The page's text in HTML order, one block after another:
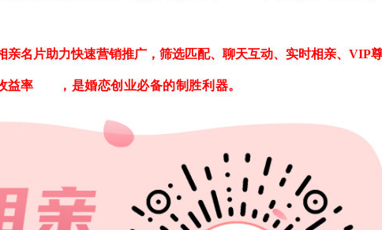
亲名片助力快速营销推广，筛选匹配、聊天互动、实时相亲、VIP
益率 ，是婚恋创业必备的制胜利器。